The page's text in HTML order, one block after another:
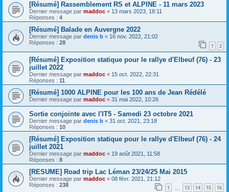
[Résumé] Rassemblement RS et ALPINE - 11 mars 2023
Dernier message par maddoc « 13 mars 2023, 18:11
Réponses : 4
[Résumé] Balade en Auvergne 2022
Dernier message par denis b « 16 nov. 2022, 21:02
Réponses : 28 1 2
[Résumé] Exposition statique pour le rallye d'Elbeuf (76) - 23
juillet 2022
Dernier message par maddoc « 15 oct. 2022, 22:31
Réponses : 11
[Résumé] 1000 ALPINE pour les 100 ans de Jean Rédélé
Dernier message par maddoc « 31 mai 2022, 10:26
Sortie conjointe avec l'IT5 - Samedi 23 octobre 2021
Dernier message par denis b « 31 oct. 2021, 23:18
Réponses : 10
[Résumé] Exposition statique pour le rallye d'Elbeuf (76) - 24
juillet 2021
Dernier message par maddoc « 19 août 2021, 11:58
Réponses : 8
[RESUME] Road trip Lac Léman 23/24/25 Mai 2015
Dernier message par maddoc « 08 févr. 2021, 21:12
Réponses : 238 1 13 14 15 16